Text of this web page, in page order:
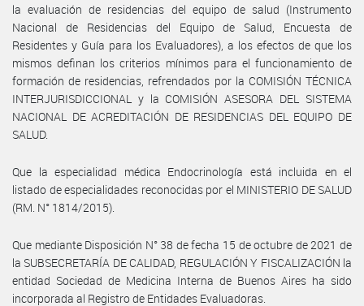
la evaluación de residencias del equipo de salud (Instrumento
Nacional de Residencias del Equipo de Salud, Encuesta de
Residentes y Guía para los Evaluadores), a los efectos de que los
mismos definan los criterios mínimos para el funcionamiento de
formación de residencias, refrendados por la COMISIÓN TÉCNICA
INTERJURISDICCIONAL y la COMISIÓN ASESORA DEL SISTEMA
NACIONAL DE ACREDITACIÓN DE RESIDENCIAS DEL EQUIPO DE
SALUD.
Que la especialidad médica Endocrinología está incluida en el
listado de especialidades reconocidas por el MINISTERIO DE SALUD
(RM. N° 1814/2015).
Que mediante Disposición N° 38 de fecha 15 de octubre de 2021 de
la SUBSECRETARÍA DE CALIDAD, REGULACIÓN Y FISCALIZACIÓN la
entidad Sociedad de Medicina Interna de Buenos Aires ha sido
incorporada al Registro de Entidades Evaluadoras.